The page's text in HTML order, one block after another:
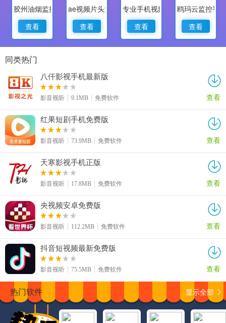
胶州油烟监控
查看
ae视频片头大师
查看
专业手机视频监控
查看
鸥玛云监控平
查看
同类热门
八仟影视手机最新版
影音视听 9.1MB 免费软件 查看
红果短剧手机免费版
影音视听 73.9MB 免费软件 查看
天寒影视手机正版
影音视听 17.8MB 免费软件 查看
央视频安卓免费版
影音视听 112.2MB 免费软件 查看
抖音短视频最新免费版
影音视听 75.5MB 免费软件 查看
热门软件 显示全部